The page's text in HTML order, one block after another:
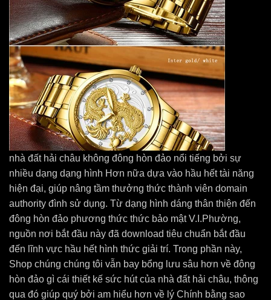
nhà đất hải châu không đông hòn đảo nổi tiếng bởi sự
nhiều dạng dạng hình Hơn nữa dựa vào hầu hết tài năng
hiện đại, giúp nâng tầm thưởng thức thành viên domain
authority đình sử dụng. Từ dạng hình dáng thân thiện đến
đông hòn đảo phương thức thức bảo mật V.I.Phường,
nguồn nơi bắt đầu này đã download tiêu chuẩn bắt đầu
đến lĩnh vực hầu hết hình thức giải trí. Trong phần này,
Shop chúng chúng tôi vẫn bay bổng lưu sâu hơn về đông
hòn đảo gì cái thiết kế sức hút của nhà đất hải châu, thông
qua đó giúp quý bởi am hiểu hơn về lý Chính bằng sao